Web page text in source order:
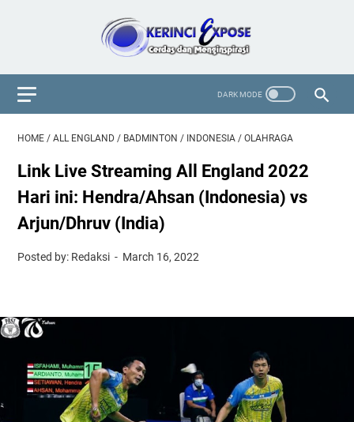
HOME / ALL ENGLAND / BADMINTON / INDONESIA / OLAHRAGA
Link Live Streaming All England 2022
Hari ini: Hendra/Ahsan (Indonesia) vs
Arjun/Dhruv (India)
Posted by: Redaksi March 16, 2022